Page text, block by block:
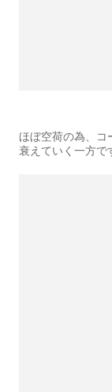
ほぼ空荷の為、コ
衰えていく一方で